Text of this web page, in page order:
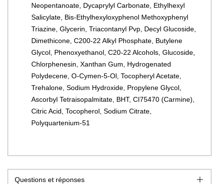
Neopentanoate, Dycaprylyl Carbonate, Ethylhexyl
Salicylate, Bis-Ethylhexyloxyphenol Methoxyphenyl
Triazine, Glycerin, Triacontanyl Pvp, Decyl Glucoside,
Dimethicone, C200-22 Alkyl Phosphate, Butylene
Glycol, Phenoxyethanol, C20-22 Alcohols, Glucoside,
Chlorphenesin, Xanthan Gum, Hydrogenated
Polydecene, O-Cymen-5-Ol, Tocopheryl Acetate,
Trehalone, Sodium Hydroxide, Propylene Glycol,
Ascorbyl Tetraisopalmitate, BHT, CI75470 (Carmine),
Citric Acid, Tocopherol, Sodium Citrate,
Polyquartenium-51
Questions et réponses